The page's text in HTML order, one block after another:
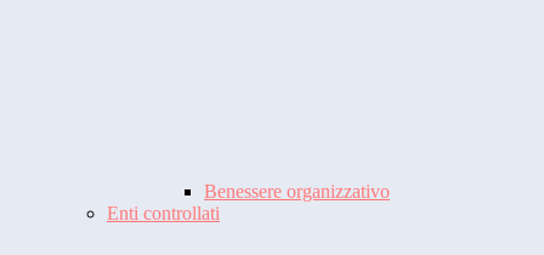
Benessere organizzativo
Enti controllati